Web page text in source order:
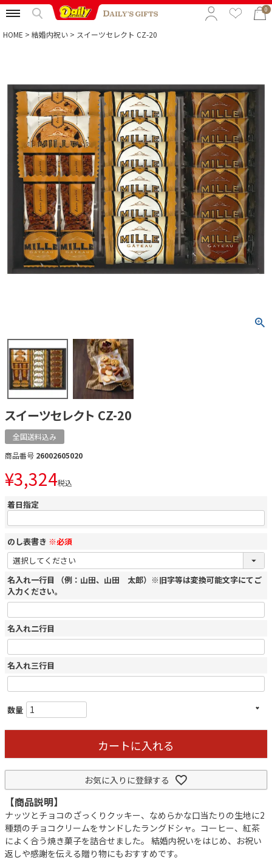
0
予算から選ぶ
カテゴリから選ぶ
贈る相手から選ぶ
HOME 結婚内祝い スイーツセレクト CZ-20
スイーツセレクト CZ-20
全国送料込み
商品番号 26002605020
¥3,324税込
着日指定
のし表書き ※必須
名入れ一行目 （例：山田、山田 太郎）※旧字等は変換可能文字にてご
入力ください。
名入れ二行目
名入れ三行目
カートに入れる
お気に入りに登録する
【商品説明】
ナッツとチョコのざっくりクッキー、なめらかな口当たりの生地に2
種類のチョコクリームをサンドしたラングドシャ。コーヒー、紅茶
によく合う焼き菓子を詰合せました。 結婚内祝いをはじめ、お祝い
返しや感謝を伝える贈り物にもおすすめです。